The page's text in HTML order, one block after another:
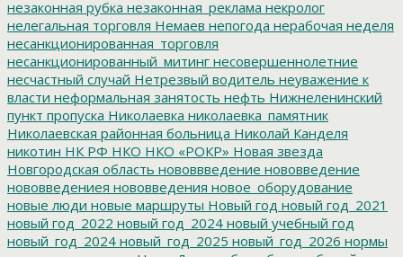
незаконная рубка незаконная_реклама некролог
нелегальная торговля Немаев непогода нерабочая неделя
несанкционированная_торговля
несанкционированный_митинг несовершеннолетние
несчастный случай Нетрезвый водитель неуважение к
власти неформальная занятость нефть Нижнеленинский
пункт пропуска Николаевка николаевка_памятник
Николаевская районная больница Николай Канделя
никотин НК РФ НКО НКО «РОКР» Новая звезда
Новгородская область нововвведение нововведение
нововведениея нововведения новое_оборудование
новые люди новые маршруты Новый год новый год_2021
новый год_2022 новый год_2024 новый учебный год
новый_год_2024 новый_год_2025 новый_год_2026 нормы